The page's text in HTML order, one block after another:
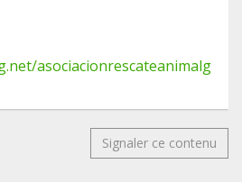
asociacionrescateanimalg
Signaler ce contenu